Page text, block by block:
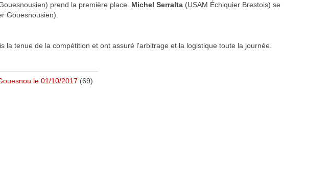
prend la première place. Michel Serralta (USAM Échiquier Brestois) se
Gouesnousien).
la tenue de la compétition et ont assuré l'arbitrage et la logistique toute la journée.
le 01/10/2017 (69)